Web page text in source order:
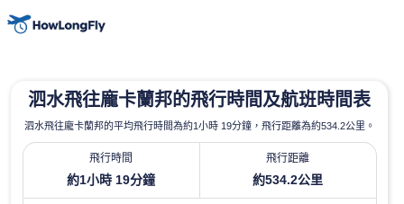
泗水飛往龐卡蘭邦的飛行時間及航班時間表
泗水飛往龐卡蘭邦的平均飛行時間為約1小時 19分鐘，飛行距離為約534.2公里。
飛行時間
約1小時 19分鐘
飛行距離
約534.2公里